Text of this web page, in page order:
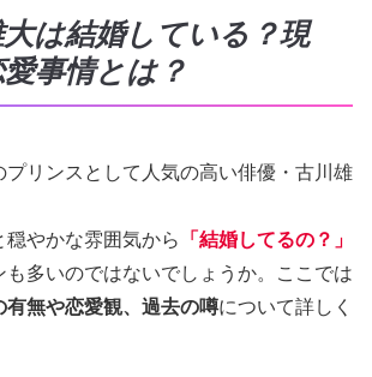
は結婚している？現
事情とは？
プリンスとして人気の高い俳優・古川雄
やかな雰囲気から
「結婚してるの？」
も多いのではないでしょうか。ここでは
有無や恋愛観、過去の噂について詳しく